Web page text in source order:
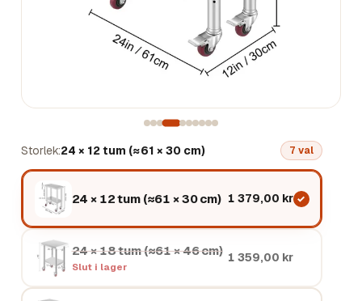
Storlek 24 × 12 tum (≈61 × 30 cm) 7 val
24 × 12 tum (≈61 × 30 cm) 1 379,00 kr
24 × 18 tum (≈61 × 46 cm)
Slut i lager
1 359,00 kr